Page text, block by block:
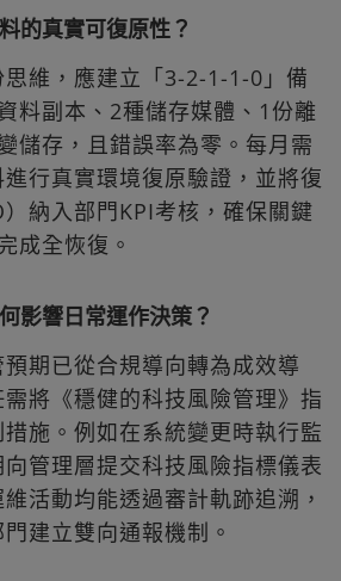
的真實可復原性？
維，應建立「3-2-1-1-0」備
料副本、2種儲存媒體、1份離
儲存，且錯誤率為零。每月需
行真實環境復原驗證，並將復
納入部門KPI考核，確保關鍵
成全恢復。
影響日常運作決策？
期已從合規導向轉為成效導
將《穩健的科技風險管理》指
施。例如在系統變更時執行監
管理層提交科技風險指標儀表
活動均能透過審計軌跡追溯，
建立雙向通報機制。